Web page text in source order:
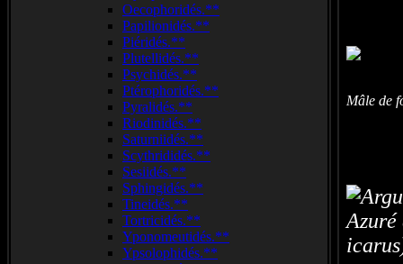
Oecophoridés.**
Papilionidés.**
Piéridés.**
Plutellidés.**
Psychidés.**
Ptérophoridés.**
Pyralidés.**
Riodinidés.**
Saturniidés.**
Scythrididés.**
Sesiidés.**
Sphingidés.**
Tineidés.**
Tortricidés.**
Yponomeutidés.**
Ypsolophidés.**
Mâle de